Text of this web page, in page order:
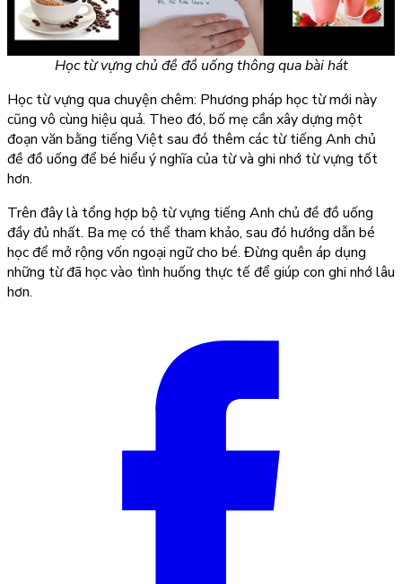
Học từ vựng chủ đề đồ uống thông qua bài hát
Học từ vựng qua chuyện chêm: Phương pháp học từ mới này
cũng vô cùng hiệu quả. Theo đó, bố mẹ cần xây dựng một
đoạn văn bằng tiếng Việt sau đó thêm các từ tiếng Anh chủ
đề đồ uống để bé hiểu ý nghĩa của từ và ghi nhớ từ vựng tốt
hơn.
Trên đây là tổng hợp bộ từ vựng tiếng Anh chủ đề đồ uống
đầy đủ nhất. Ba mẹ có thể tham khảo, sau đó hướng dẫn bé
học để mở rộng vốn ngoại ngữ cho bé. Đừng quên áp dụng
những từ đã học vào tình huống thực tế để giúp con ghi nhớ lâu
hơn.